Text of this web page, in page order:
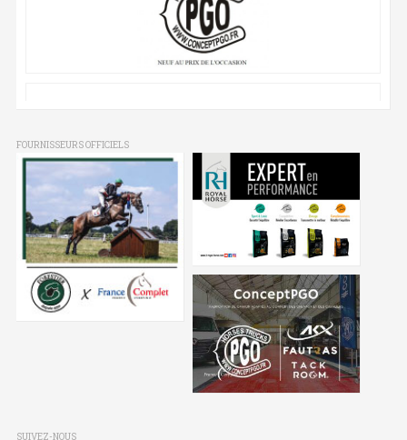
FOURNISSEURS OFFICIELS
SUIVEZ-NOUS